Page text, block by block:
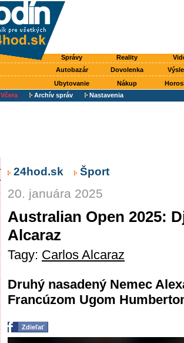
Správy Reality
Autobazár Dovolenka
Ubytovanie Nákup
Včera Archív správ Nastavenia
24hod.sk Šport
20. januára 2025
Australian Open 2025:
Alcaraz
Tagy: Carlos Alcaraz
Druhý nasadený Nemec
Francúzom Ugom
Zdieľať